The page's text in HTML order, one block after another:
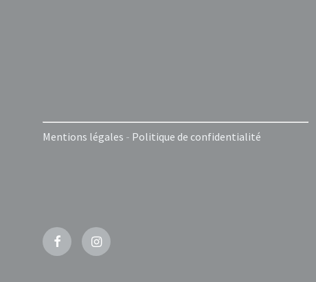
Mentions légales - Politique de confidentialité
FacebookInstagram